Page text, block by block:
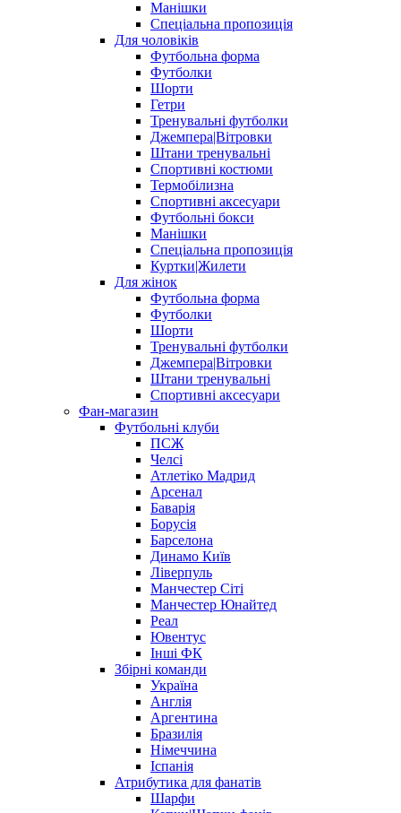
Манішки
Спеціальна пропозиція
Для чоловіків
Футбольна форма
Футболки
Шорти
Гетри
Тренувальні футболки
Джемпера|Вітровки
Штани тренувальні
Спортивні костюми
Термобілизна
Спортивні аксесуари
Футбольні бокси
Манішки
Спеціальна пропозиція
Куртки|Жилети
Для жінок
Футбольна форма
Футболки
Шорти
Тренувальні футболки
Джемпера|Вітровки
Штани тренувальні
Спортивні аксесуари
Фан-магазин
Футбольні клуби
ПСЖ
Челсі
Атлетіко Мадрид
Арсенал
Баварія
Борусія
Барселона
Динамо Київ
Ліверпуль
Манчестер Сіті
Манчестер Юнайтед
Реал
Ювентус
Інші ФК
Збірні команди
Україна
Англія
Аргентина
Бразилія
Німеччина
Іспанія
Атрибутика для фанатів
Шарфи